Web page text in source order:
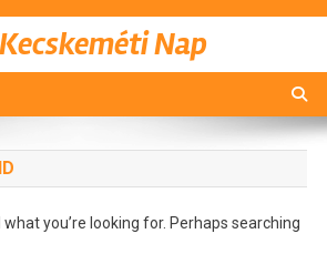
Kecskeméti Nap
what you’re looking for. Perhaps searching